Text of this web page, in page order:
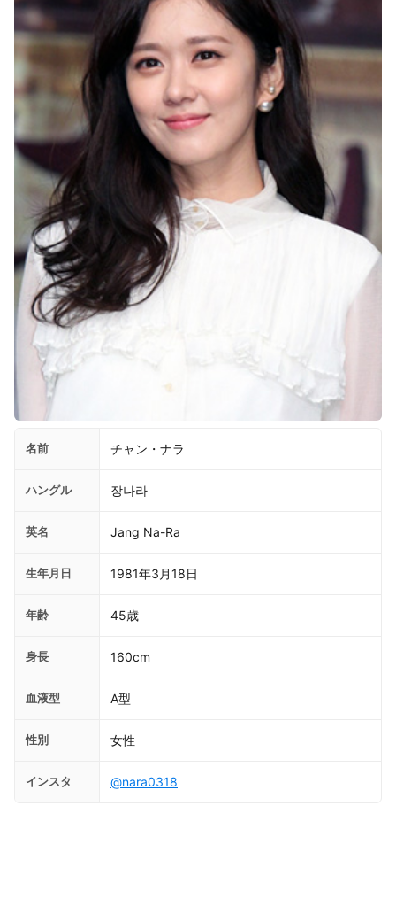
名前 チャン・ナラ
ハングル 장나라
英名 Jang Na-Ra
生年月日 1981年3月18日
年齢 45歳
身長 160cm
血液型 A型
性別 女性
インスタ @nara0318